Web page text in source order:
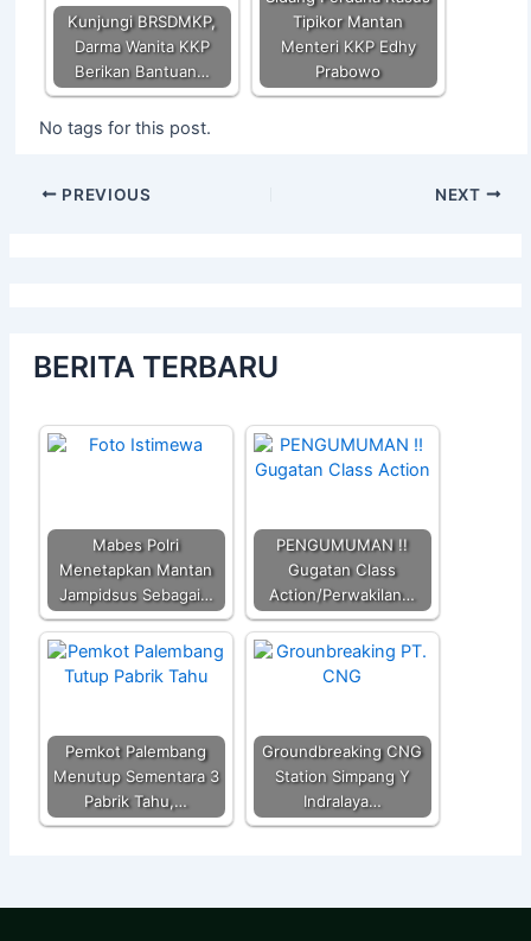
Kunjungi BRSDMKP,
Darma Wanita KKP
Berikan Bantuan…
Tipikor Mantan
Menteri KKP Edhy
Prabowo
No tags for this post.
PREVIOUS NEXT
BERITA TERBARU
Mabes Polri
Menetapkan Mantan
Jampidsus Sebagai…
PENGUMUMAN !!
Gugatan Class
Action/Perwakilan…
Pemkot Palembang
Menutup Sementara 3
Pabrik Tahu,…
Groundbreaking CNG
Station Simpang Y
Indralaya…